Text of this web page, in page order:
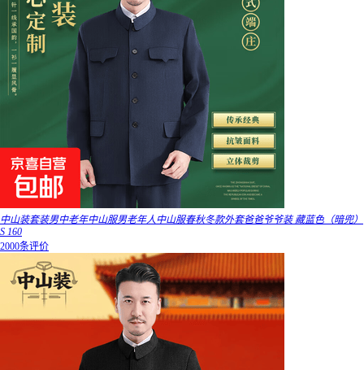
中山装套装男中老年中山服男老年人中山服春秋冬款外套爸爸爷爷装 藏蓝色（暗兜）
S 160
2000条评价